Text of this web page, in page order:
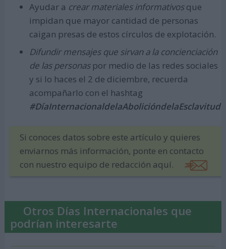
Ayudar a crear materiales informativosque
impidan que mayor cantidad de personas
caigan presas de estos círculos de explotación.
Difundir mensajes que sirvan a la concienciación
de las personaspor medio de las redes sociales
y si lo haces el 2 de diciembre, recuerda
acompañarlo con el hashtag
#DíaInternacionaldelaAbolicióndelaEsclavitud.
Si conoces datos sobre este artículo y quieres
enviarnos más información, ponte en contacto
con nuestro equipo de redacción aquí.
Otros Días Internacionales que
podrían interesarte